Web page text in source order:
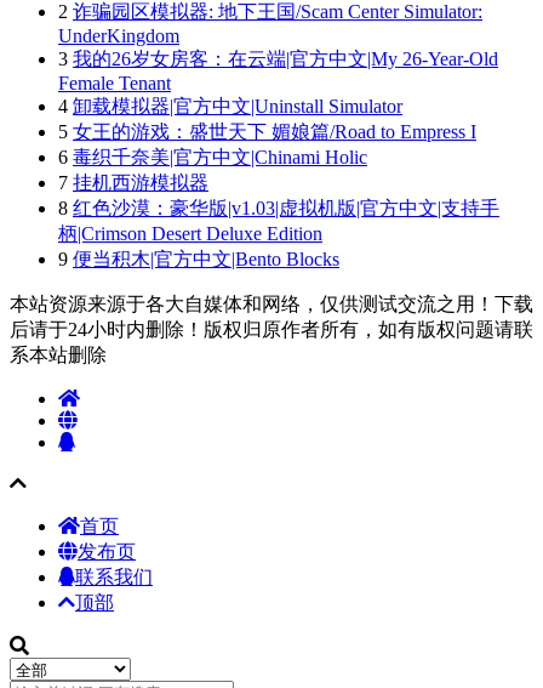
2 诈骗园区模拟器: 地下王国/Scam Center Simulator:
UnderKingdom
3 我的26岁女房客：在云端|官方中文|My 26-Year-Old
Female Tenant
4 卸载模拟器|官方中文|Uninstall Simulator
5 女王的游戏：盛世天下 媚娘篇/Road to Empress I
6 毒织千奈美|官方中文|Chinami Holic
7 挂机西游模拟器
8 红色沙漠：豪华版|v1.03|虚拟机版|官方中文|支持手
柄|Crimson Desert Deluxe Edition
9 便当积木|官方中文|Bento Blocks
本站资源来源于各大自媒体和网络，仅供测试交流之用！下载
后请于24小时内删除！版权归原作者所有，如有版权问题请联
系本站删除
首页
发布页
联系我们
顶部